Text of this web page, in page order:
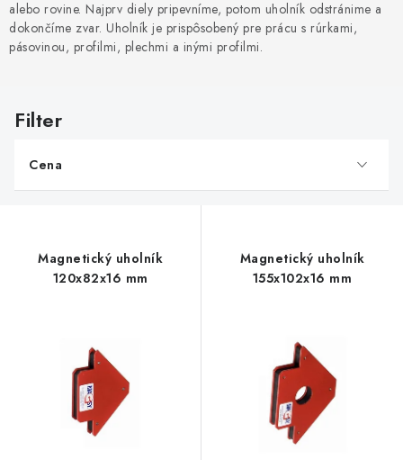
Kontakt
alebo rovine. Najprv diely pripevníme, potom uholník odstránime a
dokončíme zvar. Uholník je prispôsobený pre prácu s rúrkami,
pásovinou, profilmi, plechmi a inými profilmi.
ý
s
Cena
Magnetický uholník
120x82x16 mm
Magnetický uholník
155x102x16 mm